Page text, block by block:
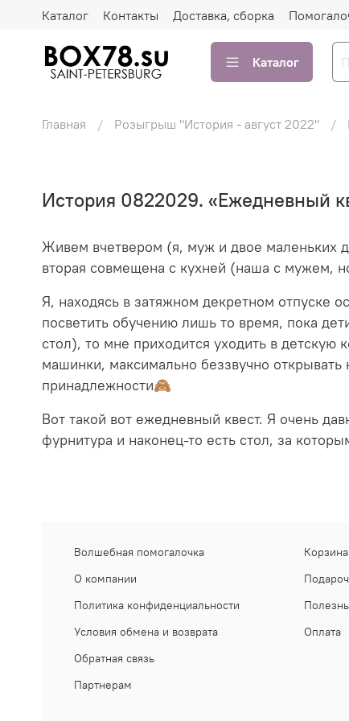
Каталог Контакты Доставка, сборка
Каталог
Главная Розыгрыш "История - август 2022"
История 0822029. «Ежедневный
Живем вчетвером (я, муж и двое маленьких
вторая совмещена с кухней (наша с мужем,
Я, находясь в затяжном декретном отпуске
посветить обучению лишь то время, пока
стол), то мне приходится уходить в детскую
машинки, максимально беззвучно
принадлежности🙈
Вот такой вот ежедневный квест. Я очень
фурнитура и наконец-то есть стол, за
Волшебная помогалочка
О компании
Политика конфиденциальности
Условия обмена и возврата
Обратная связь
Партнерам
Корзина
Оплата